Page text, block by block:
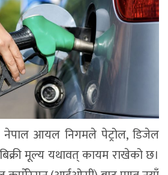
नेपाल आयल निगमले पेट्रोल, डिजेल
मूल्य यथावत् कायम राखेको छ।